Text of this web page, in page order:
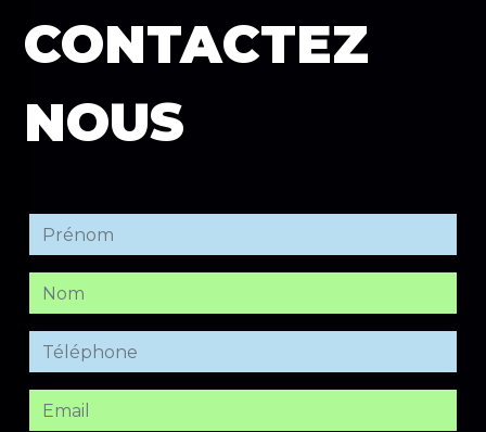
CONTACTEZ
NOUS